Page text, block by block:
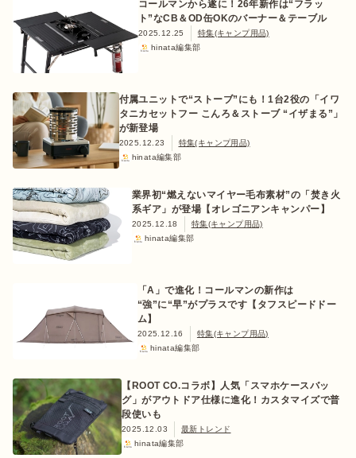
コールマンから遂に！26年新作は“フラッ
ト”なCB＆OD缶OKのバーナー＆テーブル
2025.12.25
特集(キャンプ用品)
hinata編集部
付属ユニットで“ストーブ”にも！1台2役の「イワ
タニカセットフー こんろ＆ストーブ “イザまる”」
が新登場
2025.12.23
特集(キャンプ用品)
hinata編集部
業界初“燃えないマイヤー毛布素材”の「焚き火
系ギア」が登場【オレゴニアンキャンパー】
2025.12.18
特集(キャンプ用品)
hinata編集部
「A」で進化！コールマンの新作は
“強”に“早”がプラスです【タフスピードドー
ム】
2025.12.16
特集(キャンプ用品)
hinata編集部
【ROOT CO.コラボ】人気「スマホケースバッ
グ」がアウトドア仕様に進化！カスタマイズで普
段使いも
2025.12.03
最新トレンド
hinata編集部